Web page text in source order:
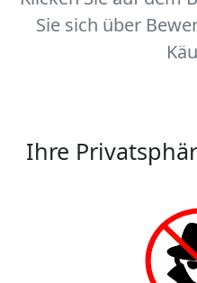
Sie sich über
Ihre